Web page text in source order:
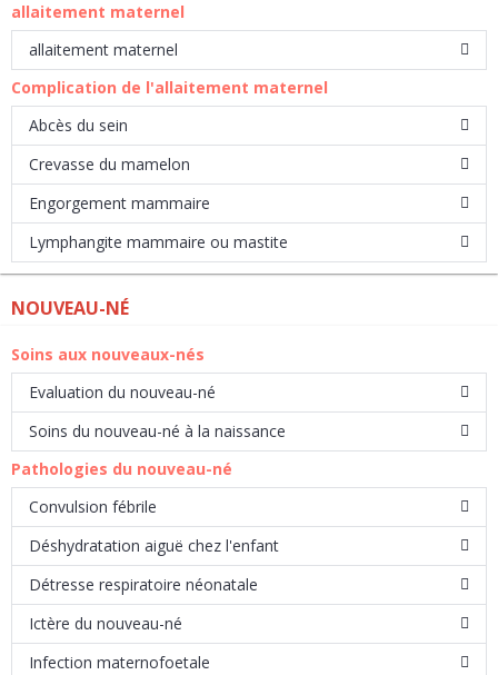
allaitement maternel
allaitement maternel
Complication de l'allaitement maternel
Abcès du sein
Crevasse du mamelon
Engorgement mammaire
Lymphangite mammaire ou mastite
NOUVEAU-NÉ
Soins aux nouveaux-nés
Evaluation du nouveau-né
Soins du nouveau-né à la naissance
Pathologies du nouveau-né
Convulsion fébrile
Déshydratation aiguë chez l'enfant
Détresse respiratoire néonatale
Ictère du nouveau-né
Infection maternofoetale